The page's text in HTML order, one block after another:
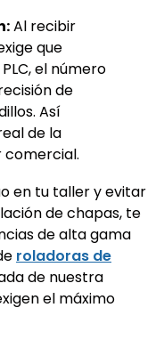
Al recibir
que
el número
de
Así
de la
comercial.
en tu taller y evitar
de chapas, te
de alta gama
roladoras de
de nuestra
el máximo